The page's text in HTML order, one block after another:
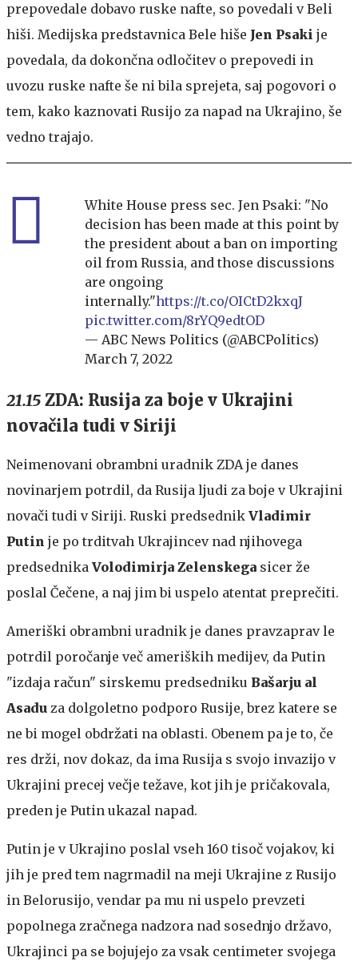
prepovedale dobavo ruske nafte, so povedali v Beli
hiši. Medijska predstavnica Bele hiše Jen Psaki je
povedala, da dokončna odločitev o prepovedi in
uvozu ruske nafte še ni bila sprejeta, saj pogovori o
tem, kako kaznovati Rusijo za napad na Ukrajino, še
vedno trajajo.
White House press sec. Jen Psaki: "No
decision has been made at this point by
the president about a ban on importing
oil from Russia, and those discussions
are ongoing
internally."https://t.co/OICtD2kxqJ
pic.twitter.com/8rYQ9edtOD
— ABC News Politics (@ABCPolitics)
March 7, 2022
21.15 ZDA: Rusija za boje v Ukrajini
novačila tudi v Siriji
Neimenovani obrambni uradnik ZDA je danes
novinarjem potrdil, da Rusija ljudi za boje v Ukrajini
novači tudi v Siriji. Ruski predsednik Vladimir
Putin je po trditvah Ukrajincev nad njihovega
predsednika Volodimirja Zelenskega sicer že
poslal Čečene, a naj jim bi uspelo atentat preprečiti.
Ameriški obrambni uradnik je danes pravzaprav le
potrdil poročanje več ameriških medijev, da Putin
"izdaja račun" sirskemu predsedniku Bašarju al
Asadu za dolgoletno podporo Rusije, brez katere se
ne bi mogel obdržati na oblasti. Obenem pa je to, če
res drži, nov dokaz, da ima Rusija s svojo invazijo v
Ukrajini precej večje težave, kot jih je pričakovala,
preden je Putin ukazal napad.
Putin je v Ukrajino poslal vseh 160 tisoč vojakov, ki
jih je pred tem nagrmadil na meji Ukrajine z Rusijo
in Belorusijo, vendar pa mu ni uspelo prevzeti
popolnega zračnega nadzora nad sosednjo državo,
Ukrajinci pa se bojujejo za vsak centimeter svojega